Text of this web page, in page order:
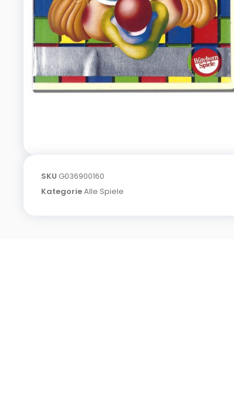
SKU G036900160
KategorieAlle Spiele